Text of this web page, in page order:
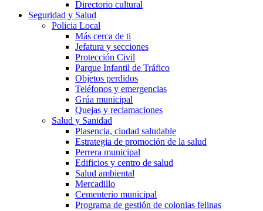
Directorio cultural
Seguridad y Salud
Policia Local
Más cerca de ti
Jefatura y secciones
Protección Civil
Parque Infantil de Tráfico
Objetos perdidos
Teléfonos y emergencias
Grúa municipal
Quejas y reclamaciones
Salud y Sanidad
Plasencia, ciudad saludable
Estrategia de promoción de la salud
Perrera municipal
Edificios y centro de salud
Salud ambiental
Mercadillo
Cementerio municipal
Programa de gestión de colonias felinas